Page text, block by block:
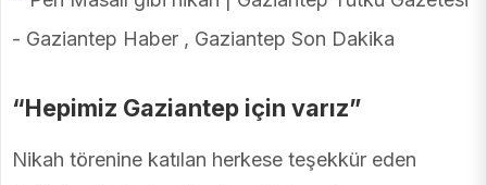
“Hepimiz Gaziantep için varız”
Nikah törenine katılan herkese teşekkür eden